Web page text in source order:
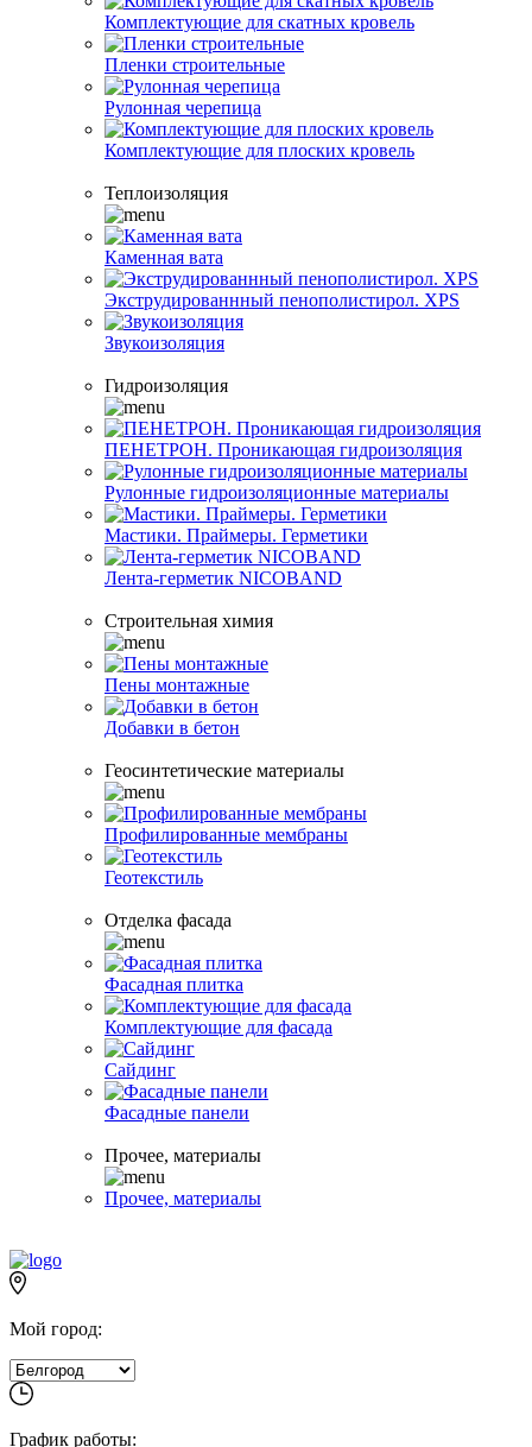
Комплектующие для скатных кровель
Пленки строительные
Рулонная черепица
Комплектующие для плоских кровель
Теплоизоляция
Каменная вата
Экструдированнный пенополистирол. XPS
Звукоизоляция
Гидроизоляция
ПЕНЕТРОН. Проникающая гидроизоляция
Рулонные гидроизоляционные материалы
Мастики. Праймеры. Герметики
Лента-герметик NICOBAND
Строительная химия
Пены монтажные
Добавки в бетон
Геосинтетические материалы
Профилированные мембраны
Геотекстиль
Отделка фасада
Фасадная плитка
Комплектующие для фасада
Сайдинг
Фасадные панели
Прочее, материалы
Прочее, материалы
Мой город:
График работы: